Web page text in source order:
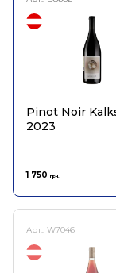
Pinot Noir
2023
1 750 грн.
Арт.: W7046